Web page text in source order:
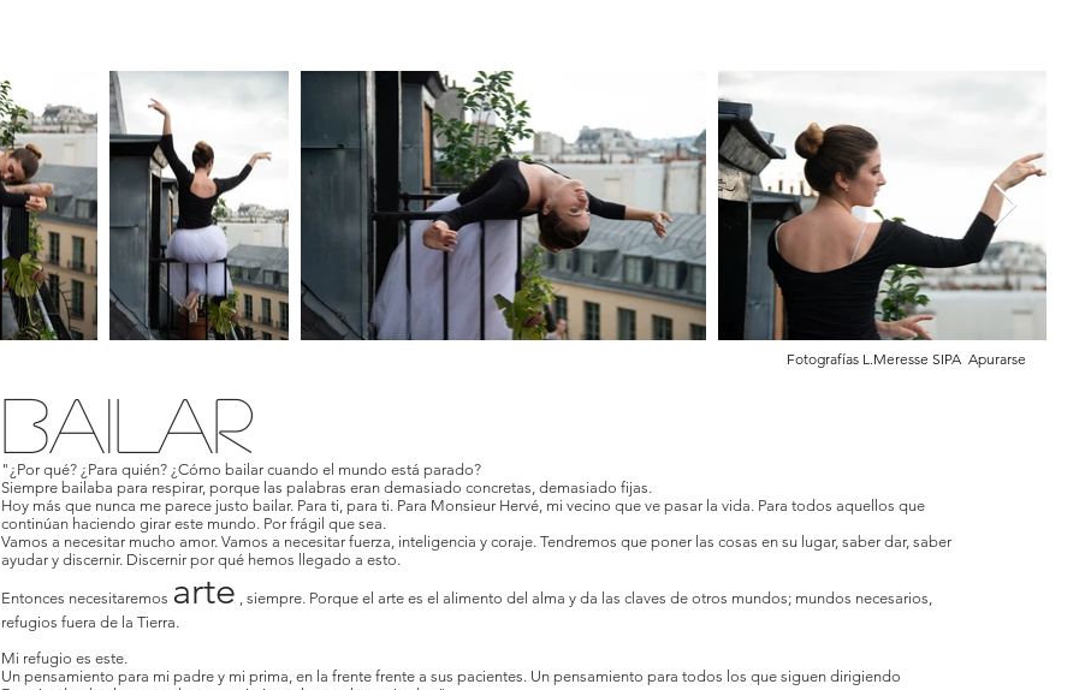
Fotografías L.Meresse SIPA Apurarse
BAILAR
"¿Por qué? ¿Para quién? ¿Cómo bailar cuando el mundo está parado?
Siempre bailaba para respirar, porque las palabras eran demasiado concretas, demasiado fijas.
Hoy más que nunca me parece justo bailar. Para ti, para ti. Para Monsieur Hervé, mi vecino que ve pasar la vida. Para todos aquellos que
continúan haciendo girar este mundo. Por frágil que sea.
Vamos a necesitar mucho amor. Vamos a necesitar fuerza, inteligencia y coraje. Tendremos que poner las cosas en su lugar, saber dar, saber
ayudar y discernir. Discernir por qué hemos llegado a esto.
Entonces necesitaremos arte , siempre. Porque el arte es el alimento del alma y da las claves de otros mundos; mundos necesarios,
refugios fuera de la Tierra.
Mi refugio es este.
Un pensamiento para mi padre y mi prima, en la frente frente a sus pacientes. Un pensamiento para todos los que siguen dirigiendo